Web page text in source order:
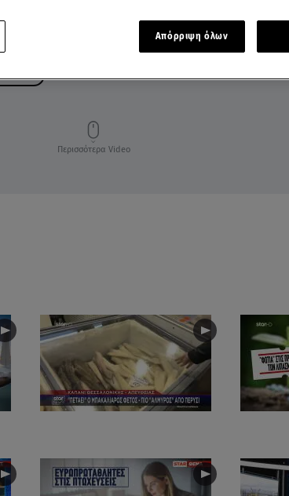
Περισσότερα Video
Απόρριψη όλων